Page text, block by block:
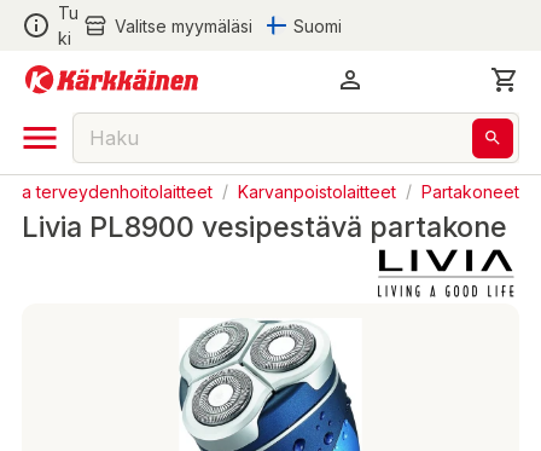
Tu
ki
Valitse myymäläsi Suomi
ja terveydenhoitolaitteet / Karvanpoistolaitteet / Partakoneet
Livia PL8900 vesipestävä partakone